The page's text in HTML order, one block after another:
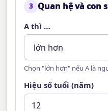
3 Quan hệ và con
A thì …
Chọn "lớn hơn" nếu A là
Hiệu số tuổi (năm)